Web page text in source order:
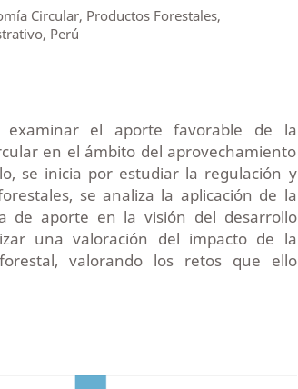
Circular, Productos Forestales,
Perú
el aporte favorable de la
en el ámbito del aprovechamiento
se inicia por estudiar la regulación y
se analiza la aplicación de la
de aporte en la visión del desarrollo
una valoración del impacto de la
valorando los retos que ello